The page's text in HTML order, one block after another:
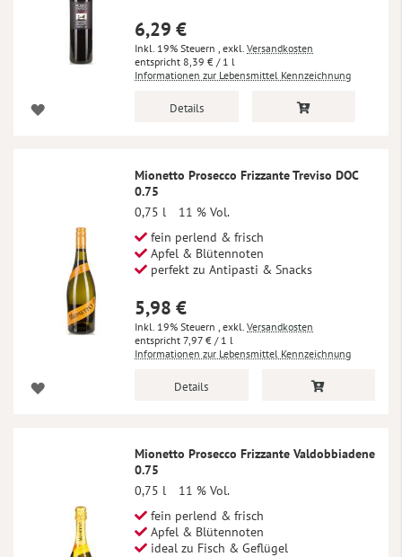
6,29 €
Inkl. 19% Steuern exkl. Versandkosten
8,39 € / 1 l
Informationen zur Lebensmittel Kennzeichnung
Details
Mionetto Prosecco Frizzante Treviso DOC
0.75
0,75 l
11 % Vol.
fein perlend & frisch
Apfel & Blütennoten
perfekt zu Antipasti & Snacks
5,98 €
Inkl. 19% Steuern exkl. Versandkosten
7,97 € / 1 l
Informationen zur Lebensmittel Kennzeichnung
Details
Mionetto Prosecco Frizzante Valdobbiadene
0.75
0,75 l
11 % Vol.
fein perlend & frisch
Apfel & Blütennoten
ideal zu Fisch & Geflügel